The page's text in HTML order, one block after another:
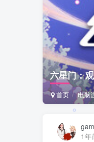
六星门：
首页 电脑
1年